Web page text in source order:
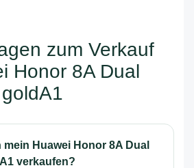
zum Verkauf
Honor 8A Dual
Huawei Honor 8A Dual
verkaufen?